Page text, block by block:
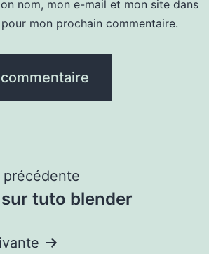
nom, mon e-mail et mon site dans
mon prochain commentaire.
tuto blender